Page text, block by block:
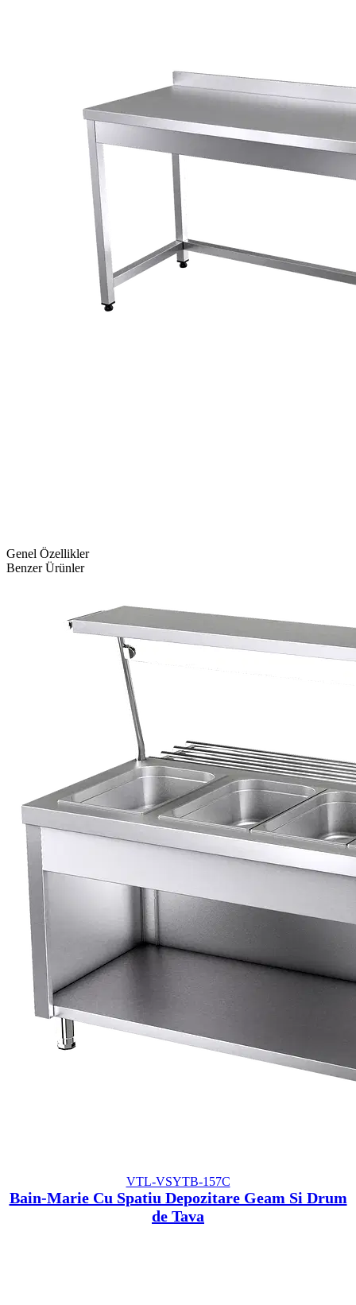
Genel Özellikler
Benzer Ürünler
VTL-VSYTB-157C
Bain-Marie Cu Spatiu Depozitare Geam Si Drum
de Tava